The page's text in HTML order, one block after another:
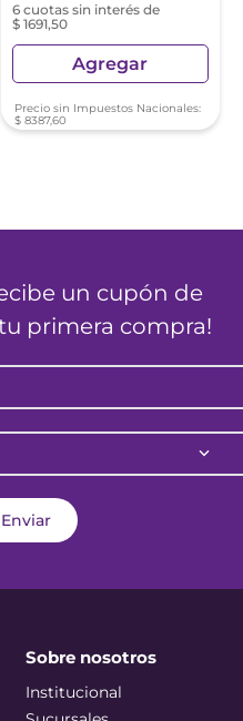
6 cuotas sin interés de
$ 1691,50
Agregar
Precio sin Impuestos Nacionales:
$ 8387,60
un cupón de
primera compra!
Enviar
Sobre nosotros
Institucional